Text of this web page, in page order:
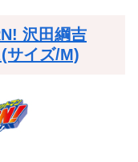
沢田綱吉
サイズ/M)